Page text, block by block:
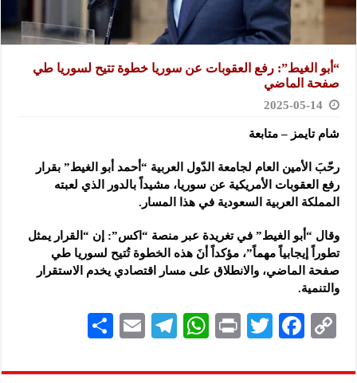
“أبو الغيط”: رفع العقوبات عن سوريا خطوة تتيح لسوريا طي
صفحة الماضي
2025-05-14
شام تايمز – متابعة
رحّبَ الأمين العام لجامعة الدّول العربية “أحمد أبو الغيط” بقرار
رفع العقوبات الأمريكية عن سوريا، مشيداً بالدور الذي لعبته
المملكة العربية السعودية في هذا المسار.
وقال “أبو الغيط” في تغريدة عبر منصة “اكس”: إن “القرار يمثل
تطوراً إيجابياً مهماً”، مؤكداً أنَ هذه الخطوة تُتيح لسوريا طي
صفحة الماضي، والانطلاق على مسار اقتصادي يخدم الاستقرار
والتنمية.
C
p
F
eb
T
tt
P
nt
W
at
Te
gr
E
ai
ar